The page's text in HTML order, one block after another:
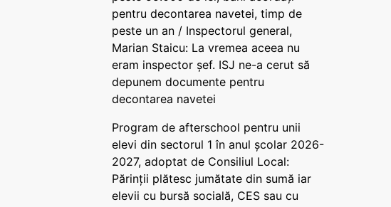
pentru decontarea navetei, timp de
peste un an / Inspectorul general,
Marian Staicu: La vremea aceea nu
eram inspector șef. ISJ ne-a cerut să
depunem documente pentru
decontarea navetei
Program de afterschool pentru unii
elevi din sectorul 1 în anul școlar 2026-
2027, adoptat de Consiliul Local:
Părinții plătesc jumătate din sumă iar
elevii cu bursă socială, CES sau cu